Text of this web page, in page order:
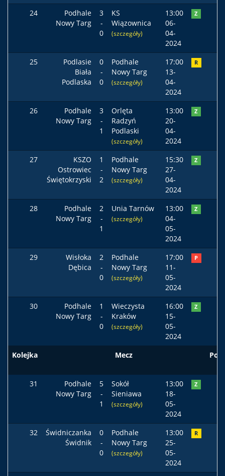
24
Podhale
Nowy Targ
3
-
0
KS
Wiązownica
(szczegóły)
13:00
06-
04-
2024
Z
25
Podlasie
Biała
Podlaska
0
-
0
Podhale
Nowy Targ
(szczegóły)
17:00
13-
04-
2024
R
26
Podhale
Nowy Targ
3
-
1
Orlęta
Radzyń
Podlaski
(szczegóły)
13:00
20-
04-
2024
Z
27
KSZO
Ostrowiec
Świętokrzyski
1
-
2
Podhale
Nowy Targ
(szczegóły)
15:30
27-
04-
2024
Z
28
Podhale
Nowy Targ
2
-
1
Unia Tarnów
(szczegóły)
13:00
04-
05-
2024
Z
29
Wisłoka
Dębica
2
-
0
Podhale
Nowy Targ
(szczegóły)
17:00
11-
05-
2024
P
30
Podhale
Nowy Targ
1
-
0
Wieczysta
Kraków
(szczegóły)
16:00
15-
05-
2024
Z
Kolejka Mecz
31
Podhale
Nowy Targ
5
-
1
Sokół
Sieniawa
(szczegóły)
13:00
18-
05-
2024
Z
32
Świdniczanka
Świdnik
0
-
0
Podhale
Nowy Targ
(szczegóły)
13:00
25-
05-
2024
R